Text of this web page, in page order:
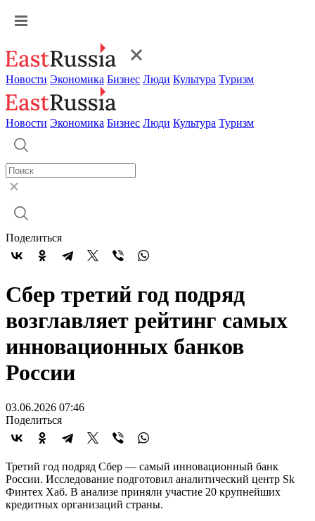
Новости Экономика Бизнес Люди Культура Туризм
Новости Экономика Бизнес Люди Культура Туризм
Поделиться
Сбер третий год подряд
возглавляет рейтинг самых
инновационных банков
России
03.06.2026 07:46
Поделиться
Третий год подряд Сбер — самый инновационный банк
России. Исследование подготовил аналитический центр Sk
Финтех Хаб. В анализе приняли участие 20 крупнейших
кредитных организаций страны.